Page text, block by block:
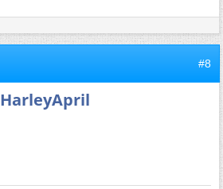
#8
HarleyApril